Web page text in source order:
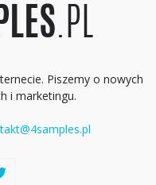
Piszemy o nowych
i marketingu.